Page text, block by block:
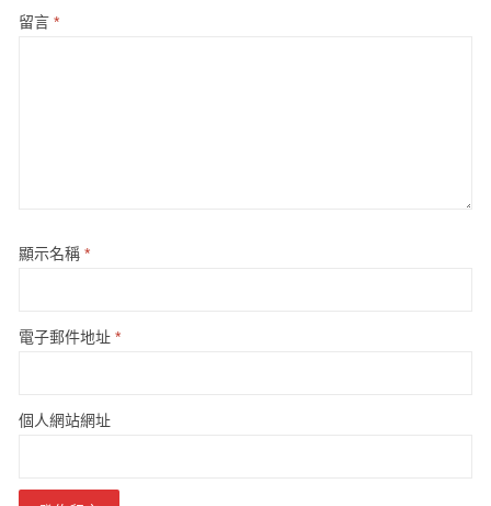
留言 *
顯示名稱 *
電子郵件地址 *
個人網站網址